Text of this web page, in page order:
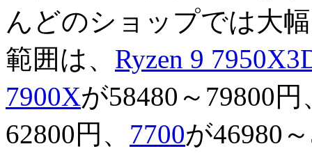
んどのショップでは大
範囲は、 Ryzen 9
7900Xが58480～79800円
62800円、 7700が46980